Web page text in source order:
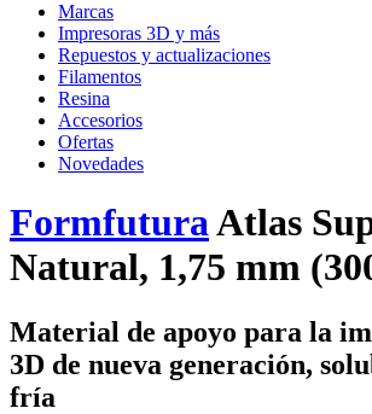
Marcas
Impresoras 3D y más
Repuestos y actualizaciones
Filamentos
Resina
Accesorios
Ofertas
Novedades
FormfuturaAtlas
Natural, 1,75 mm
Material de apoyo para la
3D de nueva generación,
fría